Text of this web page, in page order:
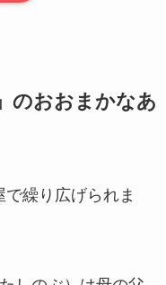
のおおまかなあ
繰り広げられま